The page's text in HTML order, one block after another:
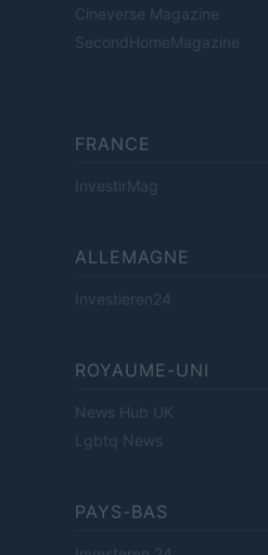
Cineverse Magazine
SecondHomeMagazine
FRANCE
InvestirMag
ALLEMAGNE
Investieren24
ROYAUME-UNI
News Hub UK
Lgbtq News
PAYS-BAS